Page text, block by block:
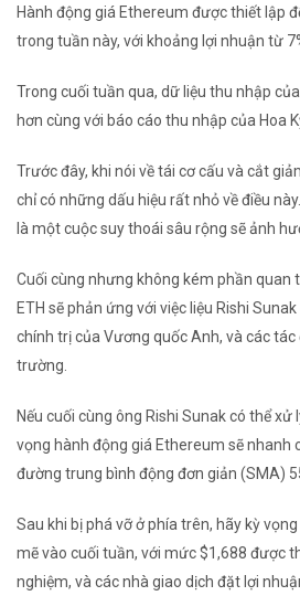
Hành động giá Ethereum được thiết lập
trong tuần này, với khoảng lợi nhuận từ
Trong cuối tuần qua, dữ liệu thu nhập
hơn cùng với báo cáo thu nhập của Hoa
Trước đây, khi nói về tái cơ cấu và cắt
chỉ có những dấu hiệu rất nhỏ về điều
là một cuộc suy thoái sâu rộng sẽ ảnh
Cuối cùng nhưng không kém phần quan
ETH sẽ phản ứng với việc liệu Rishi
chính trị của Vương quốc Anh, và các
trường.
Nếu cuối cùng ông Rishi Sunak có thể
vọng hành động giá Ethereum sẽ nhanh
đường trung bình động đơn giản (SMA)
Sau khi bị phá vỡ ở phía trên, hãy kỳ
mẽ vào cuối tuần, với mức $1,688 được
nghiệm, và các nhà giao dịch đặt lợi